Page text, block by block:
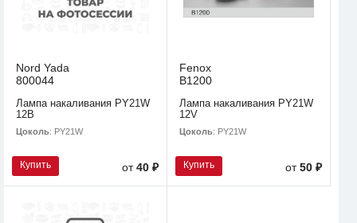
Nord Yada
800044
Лампа накаливания PY21W
12В
Цоколь: PY21W
Купить от40 ₽
Fenox
B1200
Лампа накаливания PY21W
12V
Цоколь: PY21W
Купить от50 ₽